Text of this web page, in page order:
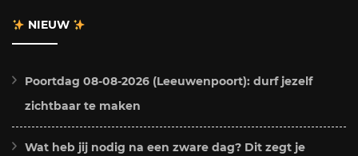
NIEUW
Poortdag 08-08-2026 (Leeuwenpoort): durf jezelf
zichtbaar te maken
Wat heb jij nodig na een zware dag? Dit zegt je